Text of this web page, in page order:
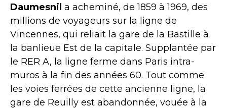
Daumesnil a acheminé, de 1859 à 1969, des
millions de voyageurs sur la ligne de
Vincennes, qui reliait la gare de la Bastille à
la banlieue Est de la capitale. Supplantée par
le RER A, la ligne ferme dans Paris intra-
muros à la fin des années 60. Tout comme
les voies ferrées de cette ancienne ligne, la
gare de Reuilly est abandonnée, vouée à la